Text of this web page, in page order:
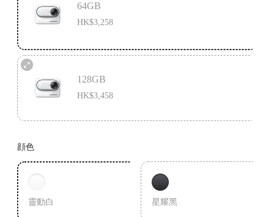
64GB
HK$3,258
128GB
HK$3,458
顔色
靈動白 星耀黑